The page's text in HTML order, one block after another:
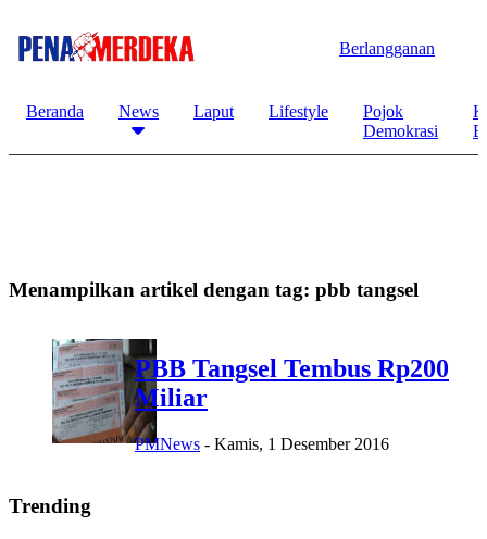
Berlangganan
Beranda News Laput Lifestyle
Pojok
Demokrasi
Menampilkan artikel dengan tag: pbb tangsel
PBB Tangsel Tembus Rp200
Miliar
PMNews - Kamis, 1 Desember 2016
Trending